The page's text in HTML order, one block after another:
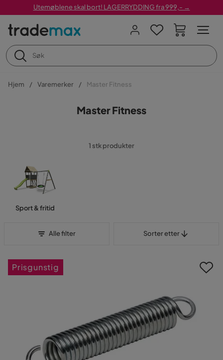
Utemøblene skal bort! LAGERRYDDING fra 999,- →
Hjem Varemerker Master Fitness
Master Fitness
1 stk produkter
Sport & fritid
Alle filter Sorter etter
Prisgunstig